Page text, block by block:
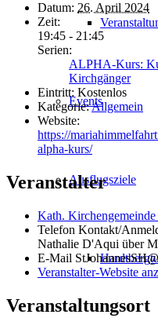
Events
Ausflugsziele
Datum: 26. April 2024
Zeit:
19:45 - 21:45
Serien:
ALPHA-Kurs:
Kirchgänger
Eintritt: Kostenlos
Kategorie:Allgemein
Website:
https://
alpha-kurs/
Veranstalter
Kath. Kirchengemeinde
Telefon Kontakt/
Nathalie D'Aqui über
E-Mail
Veranstalter-Website
Veranstaltungsort